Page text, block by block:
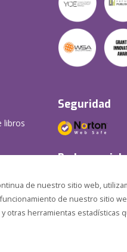
de nuestro sitio web,
de nuestro sitio
y otras herramientas
libros
)
Seguridad
Redes